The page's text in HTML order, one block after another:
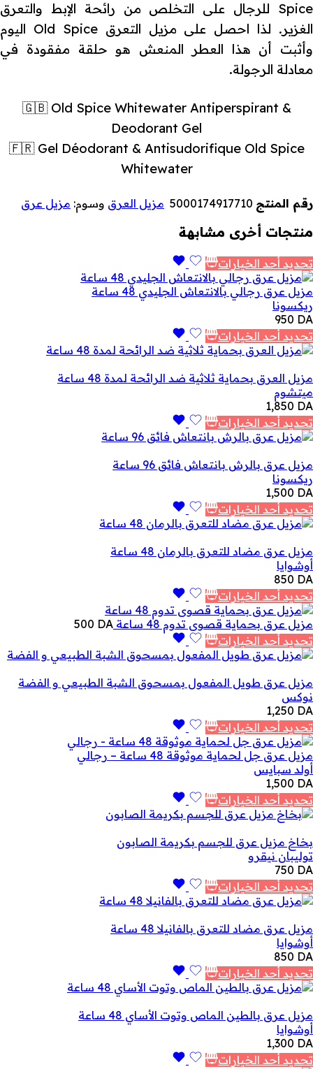
Spice للرجال على التخلص من رائحة الإبط والتعرق
الغزير. لذا احصل على مزيل التعرق Old Spice اليوم
وأثبت أن هذا العطر المنعش هو حلقة مفقودة في
معادلة الرجولة.
🇬🇧 Old Spice Whitewater Antiperspirant &
Deodorant Gel
🇫🇷 Gel Déodorant & Antisudorifique Old Spice
Whitewater
رقم المنتج 5000174917710 مزيل العرق وسوم: مزيل عرق
منتجات أخرى مشابهة
تحديد أحد الخيارات
مزيل عرق رجالي بالانتعاش الجليدي 48 ساعة
ريكسونا
950 DA
تحديد أحد الخيارات
مزيل العرق بحماية ثلاثية ضد الرائحة لمدة 48 ساعة
ميتشوم
1,850 DA
تحديد أحد الخيارات
مزيل عرق بالرش بانتعاش فائق 96 ساعة
ريكسونا
1,500 DA
تحديد أحد الخيارات
مزيل عرق مضاد للتعرق بالرمان 48 ساعة
أوشوايا
850 DA
تحديد أحد الخيارات
مزيل عرق بحماية قصوى تدوم 48 ساعة
500 DA
تحديد أحد الخيارات
مزيل عرق طويل المفعول بمسحوق الشبة الطبيعي و الفضة
نوكس
1,250 DA
تحديد أحد الخيارات
مزيل عرق جل لحماية موثوقة 48 ساعة – رجالي
أولد سبايس
1,500 DA
تحديد أحد الخيارات
بخاخ مزيل عرق للجسم بكريمة الصابون
توليبان نيقرو
750 DA
تحديد أحد الخيارات
مزيل عرق مضاد للتعرق بالفانيلا 48 ساعة
أوشوايا
850 DA
تحديد أحد الخيارات
مزيل عرق بالطين الماص وتوت الأساي 48 ساعة
أوشوايا
1,300 DA
تحديد أحد الخيارات